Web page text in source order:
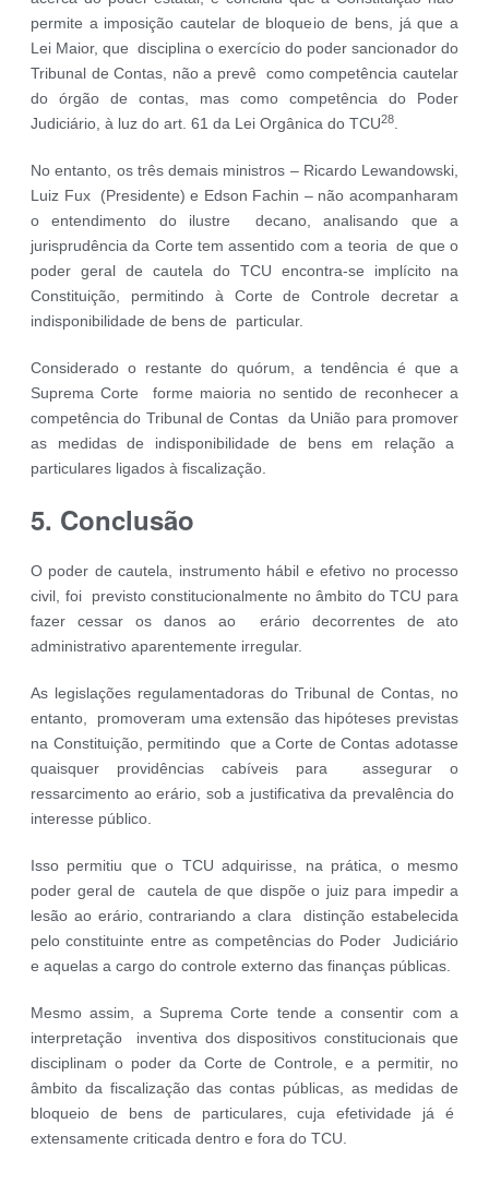
permite a imposição cautelar de bloqueio de bens, já que a
Lei Maior, que disciplina o exercício do poder sancionador do
Tribunal de Contas, não a prevê como competência cautelar
do órgão de contas, mas como competência do Poder
Judiciário, à luz do art. 61 da Lei Orgânica do TCU28.
No entanto, os três demais ministros – Ricardo Lewandowski,
Luiz Fux (Presidente) e Edson Fachin – não acompanharam
o entendimento do ilustre decano, analisando que a
jurisprudência da Corte tem assentido com a teoria de que o
poder geral de cautela do TCU encontra-se implícito na
Constituição, permitindo à Corte de Controle decretar a
indisponibilidade de bens de particular.
Considerado o restante do quórum, a tendência é que a
Suprema Corte forme maioria no sentido de reconhecer a
competência do Tribunal de Contas da União para promover
as medidas de indisponibilidade de bens em relação a
particulares ligados à fiscalização.
5. Conclusão
O poder de cautela, instrumento hábil e efetivo no processo
civil, foi previsto constitucionalmente no âmbito do TCU para
fazer cessar os danos ao erário decorrentes de ato
administrativo aparentemente irregular.
As legislações regulamentadoras do Tribunal de Contas, no
entanto, promoveram uma extensão das hipóteses previstas
na Constituição, permitindo que a Corte de Contas adotasse
quaisquer providências cabíveis para assegurar o
ressarcimento ao erário, sob a justificativa da prevalência do
interesse público.
Isso permitiu que o TCU adquirisse, na prática, o mesmo
poder geral de cautela de que dispõe o juiz para impedir a
lesão ao erário, contrariando a clara distinção estabelecida
pelo constituinte entre as competências do Poder Judiciário
e aquelas a cargo do controle externo das finanças públicas.
Mesmo assim, a Suprema Corte tende a consentir com a
interpretação inventiva dos dispositivos constitucionais que
disciplinam o poder da Corte de Controle, e a permitir, no
âmbito da fiscalização das contas públicas, as medidas de
bloqueio de bens de particulares, cuja efetividade já é
extensamente criticada dentro e fora do TCU.